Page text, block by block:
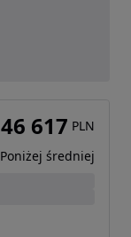
46 617 PLN
Poniżej średniej